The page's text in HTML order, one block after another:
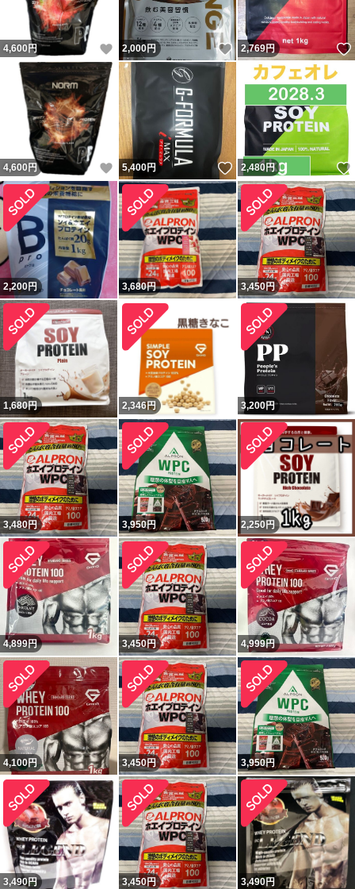
4,600 円 いいね！
2,000円 いいね！
2,769円
4,600 円 いいね！
5,400円 いいね！
2,480円
2,200円 3,680円 3,450円
1,680円 2,346円 3,200円
3,480円 3,950円 2,250円
4,899円 3,450円 4,999円
4,100円 3,450円 3,950円
3,490円 3,450円 3,490円